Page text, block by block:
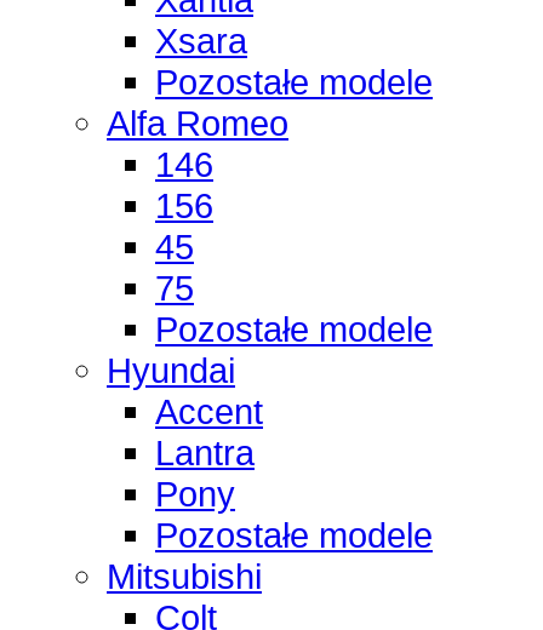
Xsara
Pozostałe modele
Alfa Romeo
146
156
45
75
Pozostałe modele
Hyundai
Accent
Lantra
Pony
Pozostałe modele
Mitsubishi
Colt